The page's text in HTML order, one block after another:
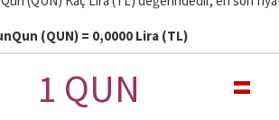
(QUN) = 0,0000 Lira (TL)
1 QUN =